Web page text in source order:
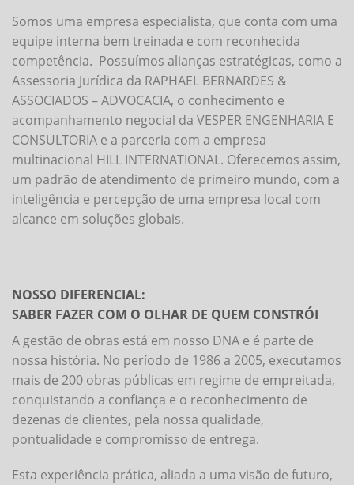
Somos uma empresa especialista, que conta com uma
equipe interna bem treinada e com reconhecida
competência. Possuímos alianças estratégicas, como a
Assessoria Jurídica da RAPHAEL BERNARDES &
ASSOCIADOS – ADVOCACIA, o conhecimento e
acompanhamento negocial da VESPER ENGENHARIA E
CONSULTORIA e a parceria com a empresa
multinacional HILL INTERNATIONAL. Oferecemos assim,
um padrão de atendimento de primeiro mundo, com a
inteligência e percepção de uma empresa local com
alcance em soluções globais.
NOSSO DIFERENCIAL:
SABER FAZER COM O OLHAR DE QUEM CONSTRÓI
A gestão de obras está em nosso DNA e é parte de
nossa história. No período de 1986 a 2005, executamos
mais de 200 obras públicas em regime de empreitada,
conquistando a confiança e o reconhecimento de
dezenas de clientes, pela nossa qualidade,
pontualidade e compromisso de entrega.
Esta experiência prática, aliada a uma visão de futuro,